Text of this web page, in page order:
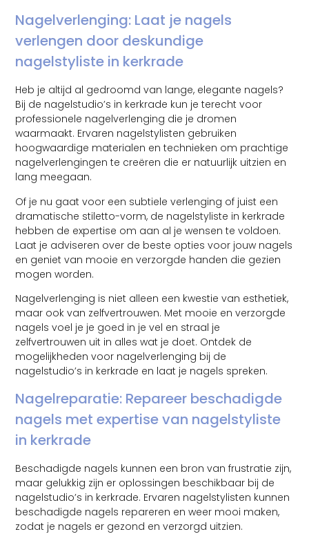
Nagelverlenging: Laat je nagels
verlengen door deskundige
nagelstyliste in kerkrade
Heb je altijd al gedroomd van lange, elegante nagels?
Bij de nagelstudio’s in kerkrade kun je terecht voor
professionele nagelverlenging die je dromen
waarmaakt. Ervaren nagelstylisten gebruiken
hoogwaardige materialen en technieken om prachtige
nagelverlengingen te creëren die er natuurlijk uitzien en
lang meegaan.
Of je nu gaat voor een subtiele verlenging of juist een
dramatische stiletto-vorm, de nagelstyliste in kerkrade
hebben de expertise om aan al je wensen te voldoen.
Laat je adviseren over de beste opties voor jouw nagels
en geniet van mooie en verzorgde handen die gezien
mogen worden.
Nagelverlenging is niet alleen een kwestie van esthetiek,
maar ook van zelfvertrouwen. Met mooie en verzorgde
nagels voel je je goed in je vel en straal je
zelfvertrouwen uit in alles wat je doet. Ontdek de
mogelijkheden voor nagelverlenging bij de
nagelstudio’s in kerkrade en laat je nagels spreken.
Nagelreparatie: Repareer beschadigde
nagels met expertise van nagelstyliste
in kerkrade
Beschadigde nagels kunnen een bron van frustratie zijn,
maar gelukkig zijn er oplossingen beschikbaar bij de
nagelstudio’s in kerkrade. Ervaren nagelstylisten kunnen
beschadigde nagels repareren en weer mooi maken,
zodat je nagels er gezond en verzorgd uitzien.